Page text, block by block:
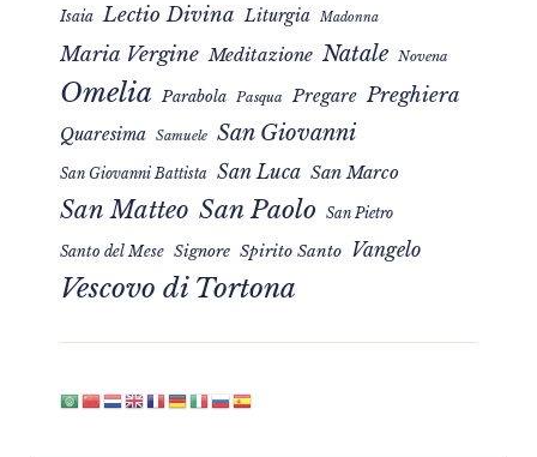
Isaia Lectio Divina Liturgia Madonna
Maria Vergine Meditazione Natale Novena
Omelia Parabola Pasqua Pregare Preghiera
Quaresima Samuele San Giovanni
San Giovanni Battista San Luca San Marco
San Matteo San Paolo San Pietro
Santo del Mese Signore Spirito Santo Vangelo
Vescovo di Tortona